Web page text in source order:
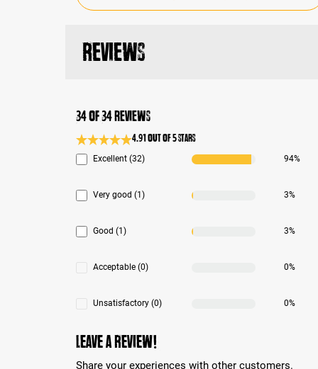
Reviews
34 of 34 reviews
Average rating 4.9 of 5 Stars
4.91 out of 5 stars
Excellent (32) 94%
Very good (1) 3%
Good (1) 3%
Acceptable (0) 0%
Unsatisfactory (0) 0%
Leave a review!
Share your experiences with other customers.